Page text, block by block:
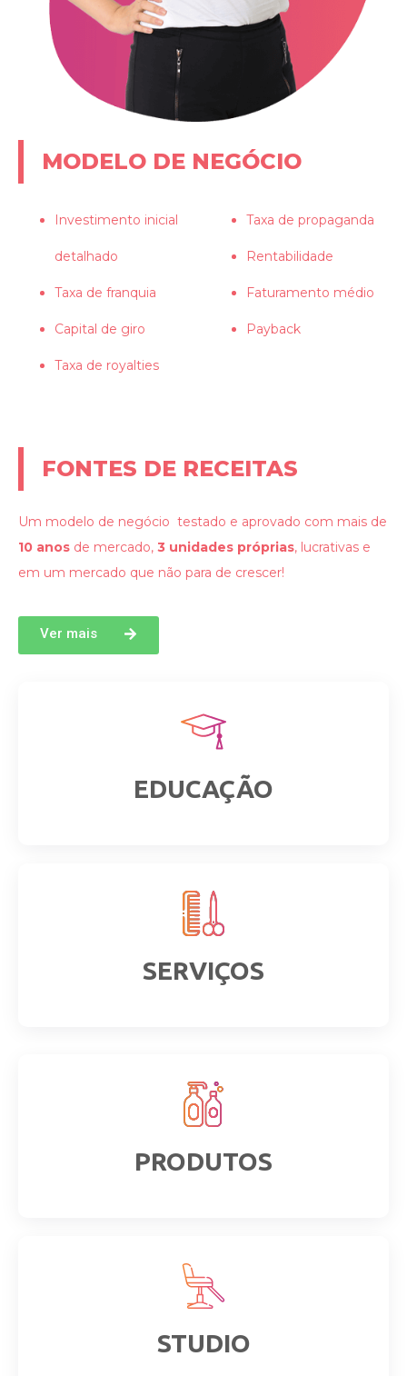
MODELO DE NEGÓCIO
Investimento inicial
detalhado
Taxa de franquia
Capital de giro
Taxa de royalties
Taxa de propaganda
Rentabilidade
Faturamento médio
Payback
FONTES DE RECEITAS
Um modelo de negócio testado e aprovado com mais de
10 anos de mercado, 3 unidades próprias, lucrativas e
em um mercado que não para de crescer!
Ver mais
EDUCAÇÃO
SERVIÇOS
PRODUTOS
STUDIO